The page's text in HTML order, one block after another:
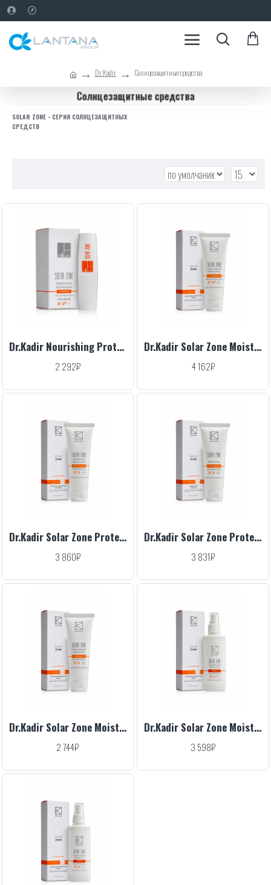
Dr.Kadir Солнцезащитные средства
Солнцезащитные средства
SOLAR ZONE - СЕРИЯ СОЛНЦЕЗАЩИТНЫХ
СРЕДСТВ
Dr.Kadir Nourishing Protective Lipstick SPF 50, 4.5 g
2 292₽
Dr.Kadir Solar Zone Moisturizing Protective Cream SPF 50+, 75 ml
4 162₽
Dr.Kadir Solar Zone Protective BB Cream SPF 30, 75 ml
3 860₽
Dr.Kadir Solar Zone Protective CC Cream SPF 50, 75 ml
3 831₽
Dr.Kadir Solar Zone Moisturizing Protective Cream SPF 30, 75 ml
2 744₽
Dr.Kadir Solar Zone Moisturizing Protective SPRAY SPF 30, 125 ml
3 598₽